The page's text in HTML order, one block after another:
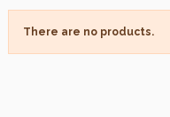
There are no products.